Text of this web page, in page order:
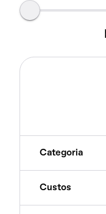
Categoria
Custos